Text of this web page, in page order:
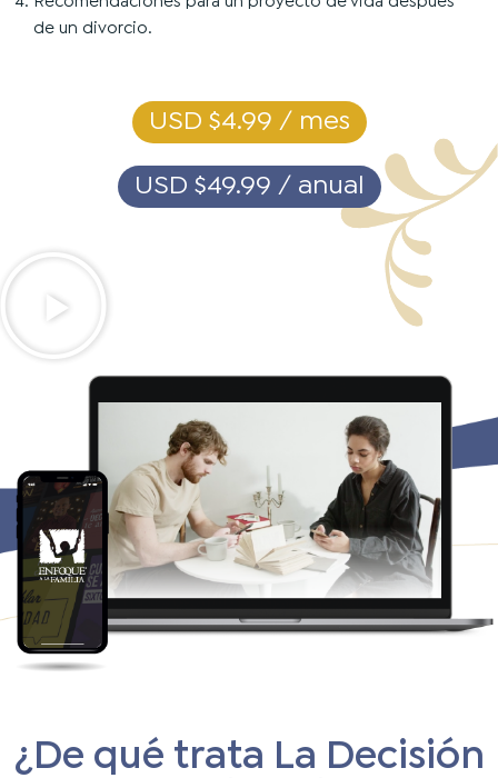
de un divorcio.
USD $4.99 / mes
USD $49.99 / anual
¿De qué trata La Decisión